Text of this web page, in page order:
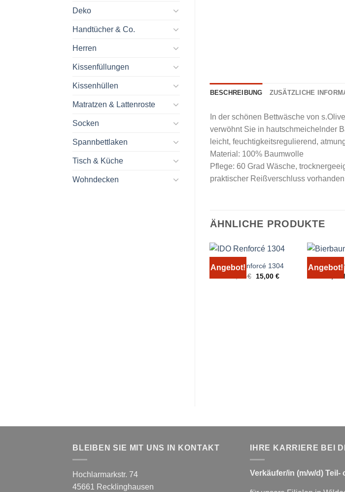
Deko
Handtücher & Co.
Herren
Kissenfüllungen
Kissenhüllen
Matratzen & Lattenroste
Socken
Spannbettlaken
Tisch & Küche
Wohndecken
BESCHREIBUNG ZUSÄTZLICHE
In der schönen Bettwäsche von
verwöhnt Sie in hautschmeichelnder
leicht, feuchtigkeitsregulierend,
Material: 100% Baumwolle
Pflege: 60 Grad Wäsche,
praktischer Reißverschluss vorhanden
ÄHNLICHE PRODUKTE
Angebot!
IDO Renforcé 1304
24,99€
Ursprünglicher
15,00 €Aktueller
Angebot!
BLEIBEN SIE MIT UNS IN KONTAKT
Hochlarmarkstr. 74
45661 Recklinghausen
IHRE KARRIERE BEI
Verkäufer/in (m/w/d) Teil-